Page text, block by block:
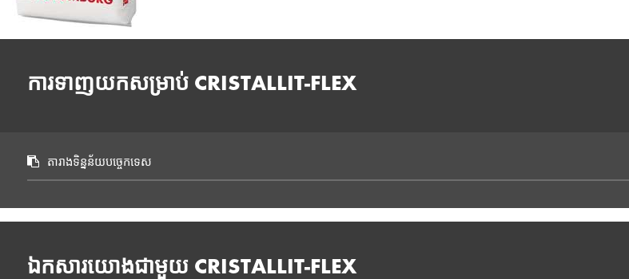
ការទាញយកសម្រាប់ CRISTALLIT-FLEX
តារាងទិន្នន័យបច្ចេកទេស
ឯកសារយោងជាមួយ CRISTALLIT-FLEX